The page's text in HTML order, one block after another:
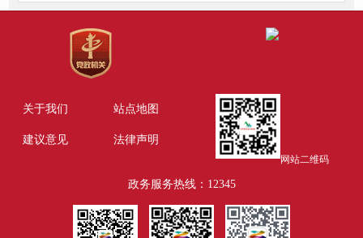
关于我们 站点地图
建议意见 法律声明
网站二维码
政务服务热线：12345